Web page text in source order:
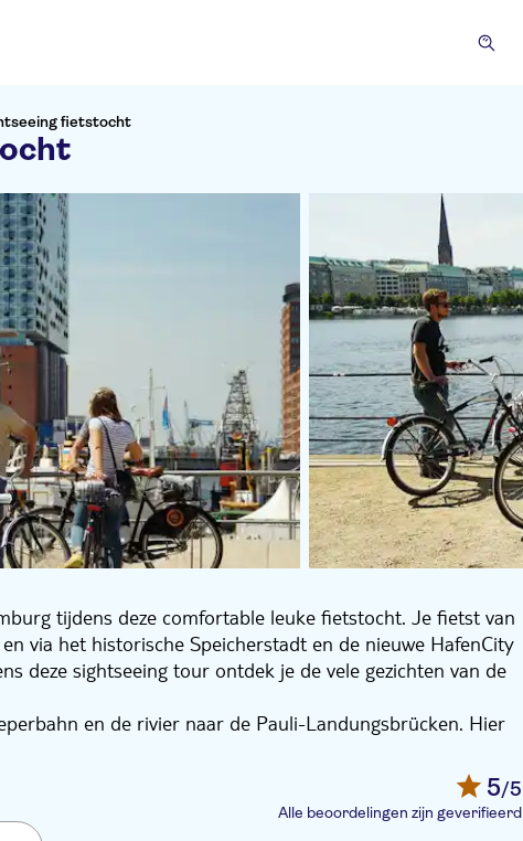
fietstocht
tijdens deze comfortable leuke fietstocht. Je fietst van
via het historische Speicherstadt en de nieuwe HafenCity
deze sightseeing tour ontdek je de vele gezichten van de
en de rivier naar de Pauli-Landungsbrücken. Hier
We fietsen door richting het centrum van de stad
en de romantische Jungfernstieg aan de Inner Alster.
en het moderne HafenCity, de jongste wijk van
5/5
Alle beoordelingen zijn geverifieerd